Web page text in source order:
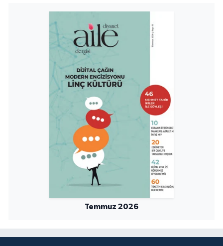
Temmuz 2026
Sinop Müftülüğü
Sivas Müftülüğü
Şanlıurfa Müftülüğü
Şırnak Müftülüğü
Tekirdağ Müftülüğü
Tokat Müftülüğü
Trabzon Müftülüğü
Tunceli Müftülüğü